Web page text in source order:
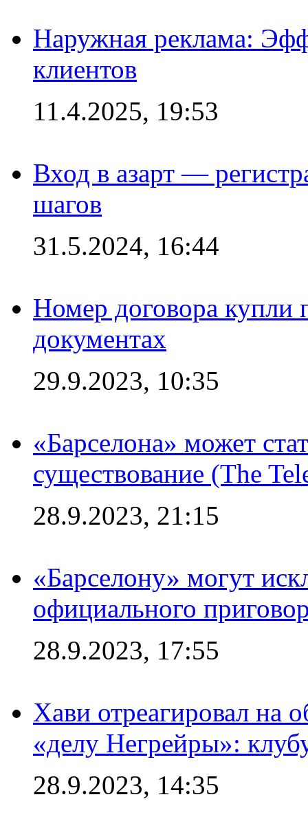
Наружная реклама:
клиентов
11.4.2025, 19:53
Вход в азарт —
шагов
31.5.2024, 16:44
Номер договора купли
документах
29.9.2023, 10:35
«Барселона» может
существование (The
28.9.2023, 21:15
«Барселону» могут
официального
28.9.2023, 17:55
Хави отреагировал на
«делу Негрейры»:
28.9.2023, 14:35